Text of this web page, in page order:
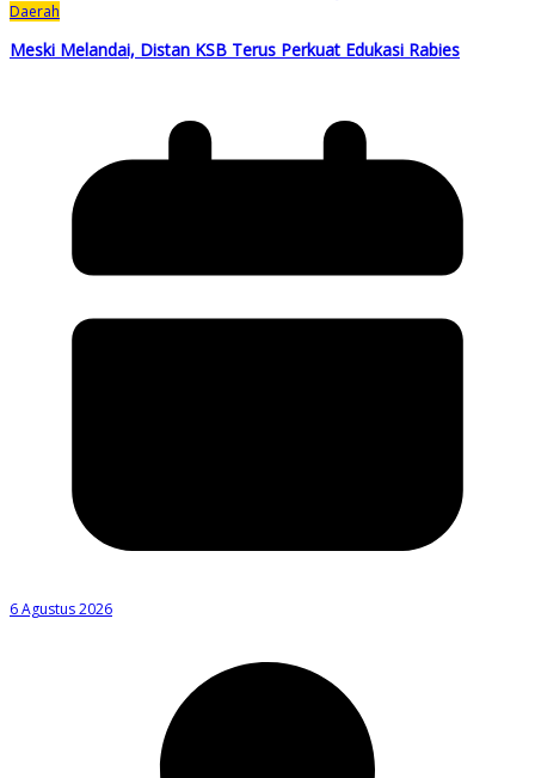
Daerah
Meski Melandai, Distan KSB Terus Perkuat Edukasi Rabies
6 Agustus 2026